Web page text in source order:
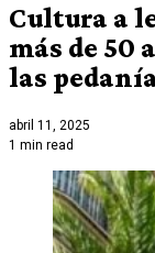
Cultura a
más de 50
las
abril 11, 2025
1 min read